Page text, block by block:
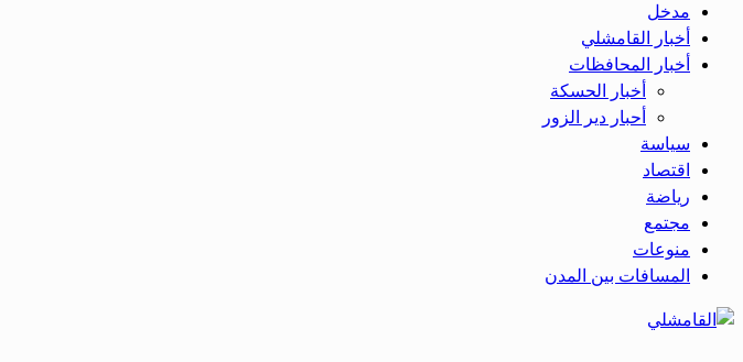
مدخل
أخبار القامشلي
أخبار المحافظات
أخبار الحسكة
أحبار دير الزور
سياسة
اقتصاد
رياضة
مجتمع
منوعات
المسافات بين المدن